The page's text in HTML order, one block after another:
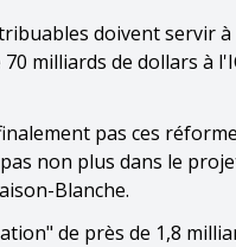
doivent servir
milliards de dollars à
pas ces
non plus dans le
Blanche.
de près de 1,8